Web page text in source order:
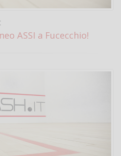
ASSI a Fucecchio!